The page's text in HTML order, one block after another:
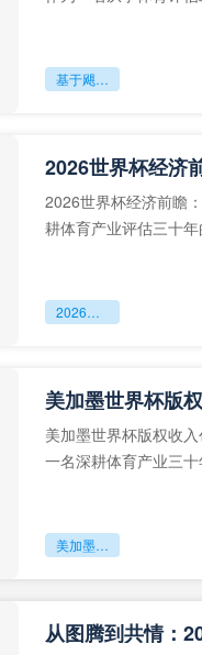
基于飓风风险的FIFA机场应急调度：迈阿密赛区备用枢纽动态配置方案
2026世界杯经济前瞻
耕体育产业评估三十
2026世界杯经济前瞻：美加墨赛事如何助推赞助商市值增长
美加墨世界杯版
美加墨世界杯版权收
一名深耕体育产业三
美加墨世界杯版权收入创历史新高